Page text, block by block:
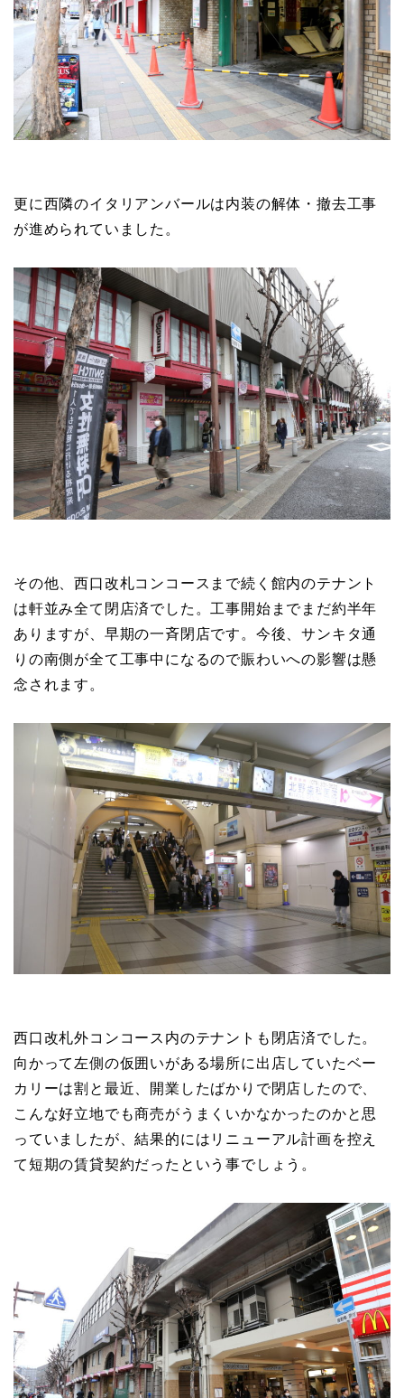
更に西隣のイタリアンバールは内装の解体・撤去工事
が進められていました。
その他、西口改札コンコースまで続く館内のテナント
は軒並み全て閉店済でした。工事開始までまだ約半年
ありますが、早期の一斉閉店です。今後、サンキタ通
りの南側が全て工事中になるので賑わいへの影響は懸
念されます。
西口改札外コンコース内のテナントも閉店済でした。
向かって左側の仮囲いがある場所に出店していたベー
カリーは割と最近、開業したばかりで閉店したので、
こんな好立地でも商売がうまくいかなかったのかと思
っていましたが、結果的にはリニューアル計画を控え
て短期の賃貸契約だったという事でしょう。